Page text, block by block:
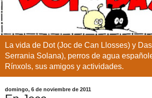
La vida de Dot (Joc de Can Llosses) y
Serrania Solana), perros de agua
Rínxols, sus amigos y actividades.
domingo, 6 de noviembre de 2011